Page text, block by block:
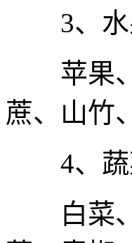
3、水
苹果、
蔗、山竹
4、蔬
白菜、